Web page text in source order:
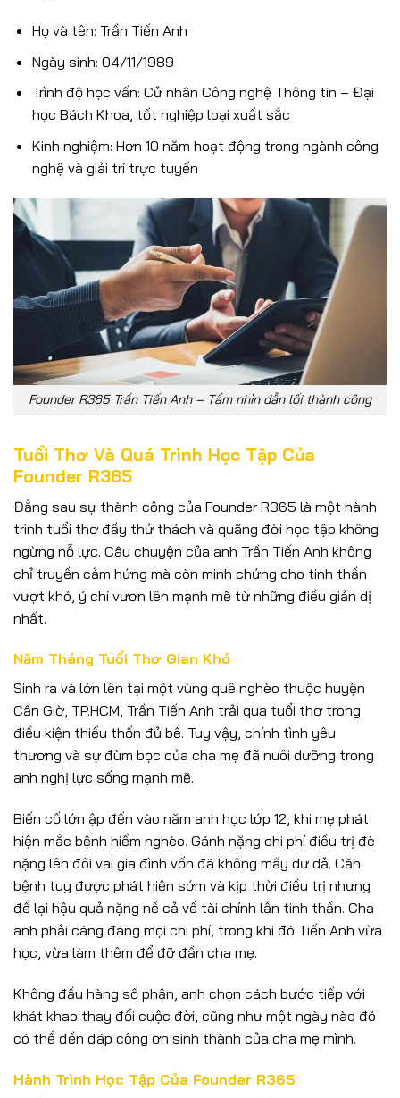
Họ và tên: Trần Tiến Anh
Ngày sinh: 04/11/1989
Trình độ học vấn: Cử nhân Công nghệ Thông tin – Đại
học Bách Khoa, tốt nghiệp loại xuất sắc
Kinh nghiệm: Hơn 10 năm hoạt động trong ngành công
nghệ và giải trí trực tuyến
Founder R365 Trần Tiến Anh – Tầm nhìn dẫn lối thành công
Tuổi Thơ Và Quá Trình Học Tập Của
Founder R365
Đằng sau sự thành công của Founder R365 là một hành
trình tuổi thơ đầy thử thách và quãng đời học tập không
ngừng nỗ lực. Câu chuyện của anh Trần Tiến Anh không
chỉ truyền cảm hứng mà còn minh chứng cho tinh thần
vượt khó, ý chí vươn lên mạnh mẽ từ những điều giản dị
nhất.
Năm Tháng Tuổi Thơ Gian Khó
Sinh ra và lớn lên tại một vùng quê nghèo thuộc huyện
Cần Giờ, TP.HCM, Trần Tiến Anh trải qua tuổi thơ trong
điều kiện thiếu thốn đủ bề. Tuy vậy, chính tình yêu
thương và sự đùm bọc của cha mẹ đã nuôi dưỡng trong
anh nghị lực sống mạnh mẽ.
Biến cố lớn ập đến vào năm anh học lớp 12, khi mẹ phát
hiện mắc bệnh hiểm nghèo. Gánh nặng chi phí điều trị đè
nặng lên đôi vai gia đình vốn đã không mấy dư dả. Căn
bệnh tuy được phát hiện sớm và kịp thời điều trị nhưng
để lại hậu quả nặng nề cả về tài chính lẫn tinh thần. Cha
anh phải cáng đáng mọi chi phí, trong khi đó Tiến Anh vừa
học, vừa làm thêm để đỡ đần cha mẹ.
Không đầu hàng số phận, anh chọn cách bước tiếp với
khát khao thay đổi cuộc đời, cũng như một ngày nào đó
có thể đền đáp công ơn sinh thành của cha mẹ mình.
Hành Trình Học Tập Của Founder R365